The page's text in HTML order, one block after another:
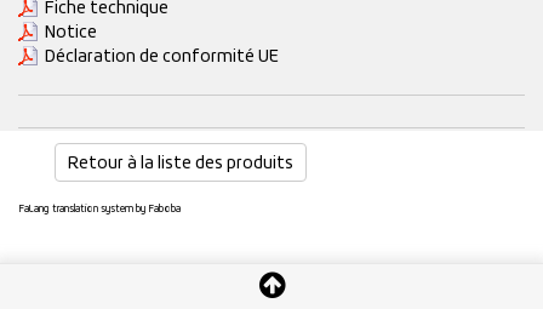
Fiche technique
Notice
Déclaration de conformité UE
Retour à la liste des produits
FaLang translation system by Faboba